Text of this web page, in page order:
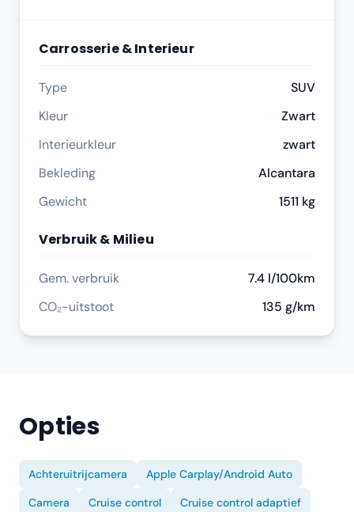
Carrosserie & Interieur
Type
SUV
Kleur
Zwart
Interieurkleur
zwart
Bekleding
Alcantara
Gewicht
1511 kg
Verbruik & Milieu
Gem. verbruik
7.4 l/100km
CO₂-uitstoot
135 g/km
Opties
Achteruitrijcamera
Apple Carplay/Android Auto
Camera
Cruise control
Cruise control adaptief